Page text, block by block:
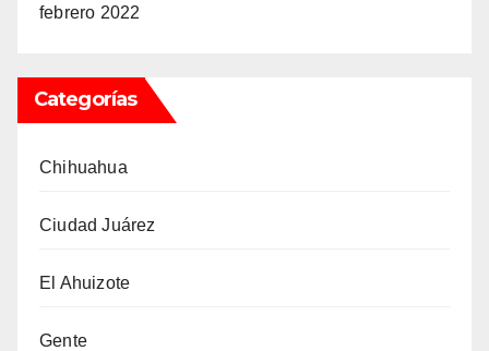
febrero 2022
Categorías
Chihuahua
Ciudad Juárez
El Ahuizote
Gente